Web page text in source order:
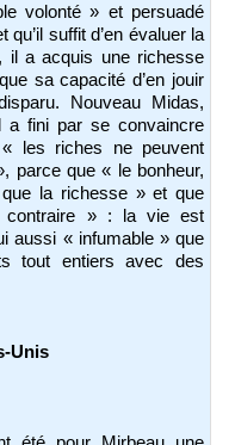
volonté » et persuadé
qu’il suffit d’en évaluer la
il a acquis une richesse
sa capacité d’en jouir
Nouveau Midas,
a fini par se convaincre
« les riches ne peuvent
parce que « le bonheur,
que la richesse » et que
contraire » : la vie est
aussi « infumable » que
tout entiers avec des
Unis